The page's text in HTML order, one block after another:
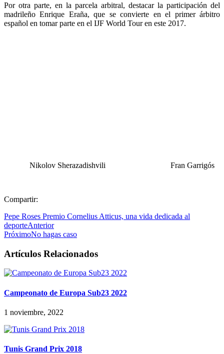
Por otra parte, en la parcela arbitral, destacar la participación del
madrileño Enrique Eraña, que se convierte en el primer árbitro
español en tomar parte en el IJF World Tour en este 2017.
Nikolov Sherazadishvili Fran Garrigós
Compartir:
Pepe Roses Premio Cornelius Atticus, una vida dedicada al
deporteAnterior
PróximoNo hagas caso
Artículos Relacionados
Campeonato de Europa Sub23 2022
1 noviembre, 2022
Tunis Grand Prix 2018